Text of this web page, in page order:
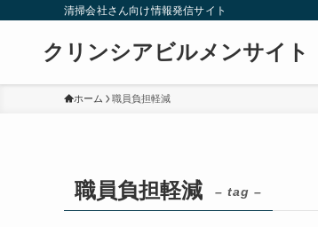
清掃会社さん向け情報発信サイト
クリンシアビルメンサイト
ホーム 職員負担軽減
職員負担軽減 – tag –